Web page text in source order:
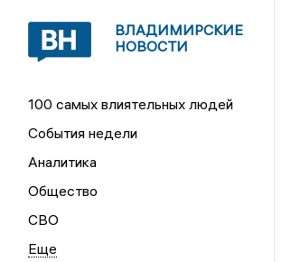
ВЛАДИМИРСКИЕ
НОВОСТИ
100 самых влиятельных людей
События недели
Аналитика
Общество
СВО